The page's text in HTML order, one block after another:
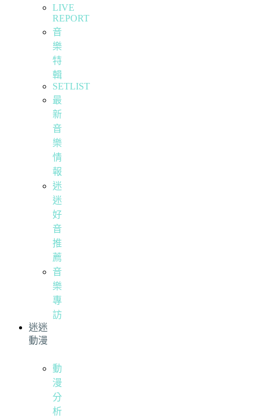
LIVE
REPORT
音
樂
特
輯
SETLIST
最
新
音
樂
情
報
迷
迷
好
音
推
薦
音
樂
專
訪
迷迷
動漫
動
漫
分
析